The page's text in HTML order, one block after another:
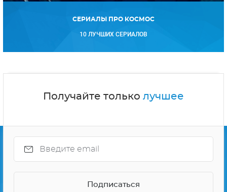
СЕРИАЛЫ ПРО КОСМОС
10 ЛУЧШИХ СЕРИАЛОВ
Получайте только лучшее